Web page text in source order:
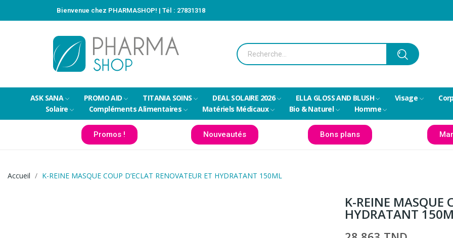
Bienvenue chez PHARMASHOP! | Tél : 27831318
ASK SANA PROMO AID TITANIA SOINS DEAL SOLAIRE 2026 ELLA GLOSS AND BLUSH Visage
Solaire
Compléments Alimentaires Matériels Médicaux Bio & Naturel Homme
Promos ! Nouveautés Bons plans
Accueil K-REINE MASQUE COUP D’ECLAT RENOVATEUR ET HYDRATANT 150ML
K-REINE MASQUE
HYDRATANT